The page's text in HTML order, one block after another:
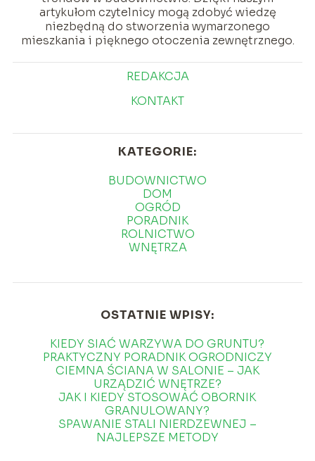
artykułom czytelnicy mogą zdobyć wiedzę
niezbędną do stworzenia wymarzonego
mieszkania i pięknego otoczenia zewnętrznego.
REDAKCJA
KONTAKT
KATEGORIE:
BUDOWNICTWO
DOM
OGRÓD
PORADNIK
ROLNICTWO
WNĘTRZA
OSTATNIE WPISY:
KIEDY SIAĆ WARZYWA DO GRUNTU?
PRAKTYCZNY PORADNIK OGRODNICZY
CIEMNA ŚCIANA W SALONIE – JAK
URZĄDZIĆ WNĘTRZE?
JAK I KIEDY STOSOWAĆ OBORNIK
GRANULOWANY?
SPAWANIE STALI NIERDZEWNEJ –
NAJLEPSZE METODY